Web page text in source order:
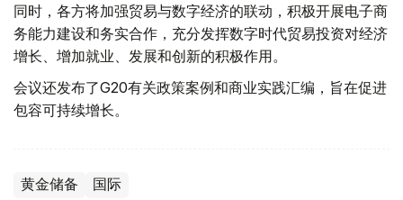
同时，各方将加强贸易与数字经济的联动，积极开展电子商
务能力建设和务实合作，充分发挥数字时代贸易投资对经济
增长、增加就业、发展和创新的积极作用。
会议还发布了G20有关政策案例和商业实践汇编，旨在促进
包容可持续增长。
黄金储备 国际